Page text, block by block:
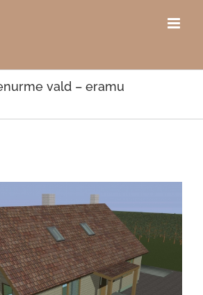
vald – eramu